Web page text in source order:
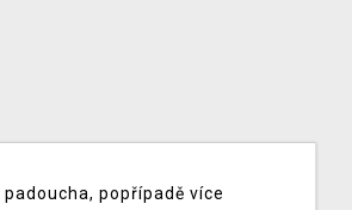
popřípadě více